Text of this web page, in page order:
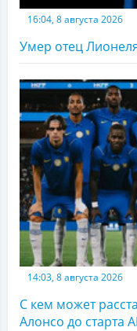
16:04, 8 августа 2026
Умер отец
14:03, 8 августа 2026
С кем может
Алонсо до старта